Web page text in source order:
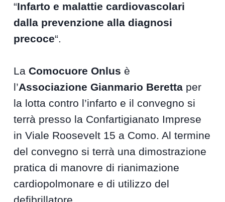
“Infarto e malattie cardiovascolari
dalla prevenzione alla diagnosi
precoce“.
LaComocuore Onlus è
l’Associazione Gianmario Beretta per
la lotta contro l’infarto e il convegno si
terrà presso la Confartigianato Imprese
in Viale Roosevelt 15 a Como. Al termine
del convegno si terrà una dimostrazione
pratica di manovre di rianimazione
cardiopolmonare e di utilizzo del